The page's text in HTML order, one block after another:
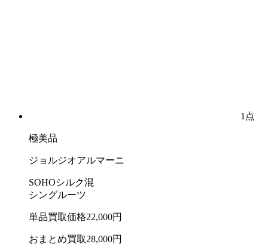
1点
極美品
ジョルジオアルマーニ
SOHOシルク混
シングルーツ
単品買取価格22,000円
おまとめ買取28,000円